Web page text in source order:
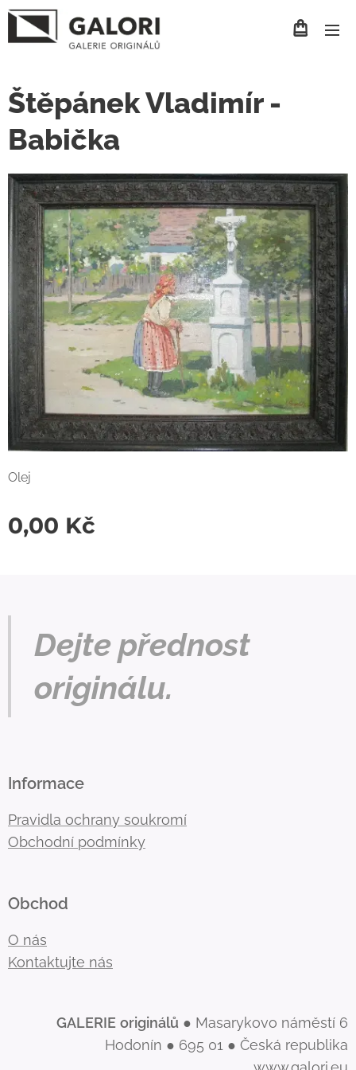
Štěpánek Vladimír -
Babička
Olej
0,00 Kč
Dejte přednost
originálu.
Informace
Pravidla ochrany soukromí
Obchodní podmínky
Obchod
O nás
Kontaktujte nás
GALERIE originálů ● Masarykovo náměstí 6
Hodonín ● 695 01 ● Česká republika